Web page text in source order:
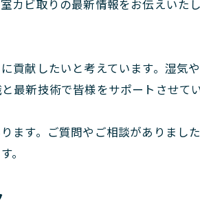
ビ取りの最新情報をお伝えいた
貢献したいと考えています。湿気
新技術で皆様をサポートさせてい
ます。ご質問やご相談がありまし
。